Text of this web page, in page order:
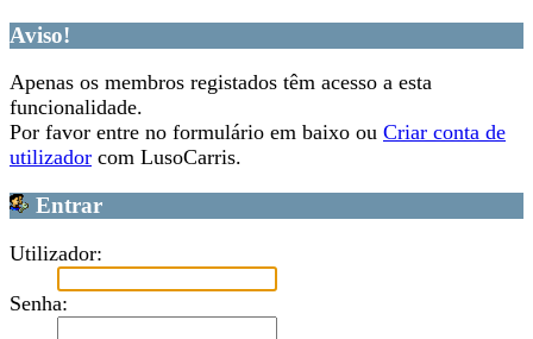
Aviso!
Apenas os membros registados têm acesso a esta
funcionalidade.
Por favor entre no formulário em baixo ou Criar conta de
utilizador com LusoCarris.
Entrar
Utilizador:
Senha: